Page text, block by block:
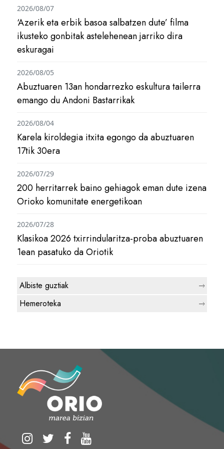
‘Azerik eta erbik basoa salbatzen dute’ filma
ikusteko gonbitak astelehenean jarriko dira
eskuragai
2026/08/07
Abuztuaren 13an hondarrezko eskultura tailerra
emango du Andoni Bastarrikak
2026/08/05
Karela kiroldegia itxita egongo da abuztuaren
17tik 30era
2026/08/04
200 herritarrek baino gehiagok eman dute izena
Orioko komunitate energetikoan
2026/07/29
Klasikoa 2026 txirrindularitza-proba abuztuaren
1ean pasatuko da Oriotik
2026/07/28
Albiste guztiak
Hemeroteka